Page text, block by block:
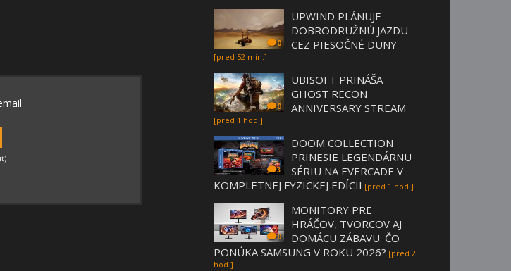
0
UPWIND PLÁNUJE
DOBRODRUŽNÚ JAZDU
CEZ PIESOČNÉ DUNY
[pred 52 min.]
0
UBISOFT PRINÁŠA
GHOST RECON
ANNIVERSARY STREAM
[pred 1 hod.]
3
DOOM COLLECTION
PRINESIE LEGENDÁRNU
SÉRIU NA EVERCADE V
KOMPLETNEJ FYZICKEJ EDÍCII [pred 1 hod.]
0
MONITORY PRE
HRÁČOV, TVORCOV AJ
DOMÁCU ZÁBAVU. ČO
PONÚKA SAMSUNG V ROKU 2026? [pred 2
hod.]